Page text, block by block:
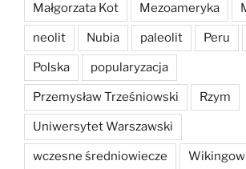
Małgorzata Kot Mezoameryka
neolit Nubia paleolit Peru
Polska popularyzacja
Przemysław Trześniowski Rzym
Uniwersytet Warszawski
wczesne średniowiecze